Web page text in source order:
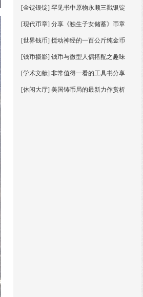
[金锭银锭] 罕见书中原物永顺三戳银锭
[现代币章] 分享《独生子女储蓄》币章
[世界钱币] 搅动神经的一百公斤纯金币
[钱币摄影] 钱币与微型人偶搭配之趣味
[学术文献] 非常值得一看的工具书分享
[休闲大厅] 美国铸币局的最新力作赏析